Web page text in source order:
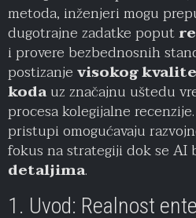
metoda, inženjeri mogu
dugotrajne zadatke poput
i provere bezbednosnih
postizanjevisokog
kodauz značajnu uštedu
procesa kolegijalne
pristupi omogućavaju
fokus na strategiji dok se AI
detaljima.
1. Uvod: Realnost